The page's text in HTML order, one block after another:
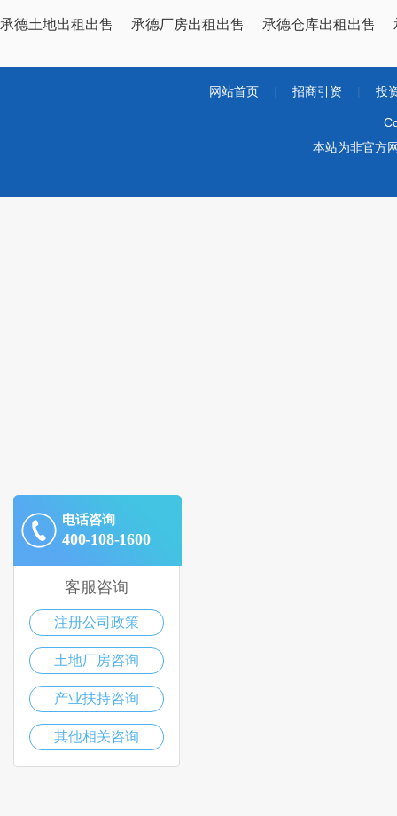
承德土地出租出售 承德厂房出租出售 承德仓库出租出售
网站首页 招商引资 投
本站为非官方
电话咨询
400-108-1600
客服咨询
注册公司政策
土地厂房咨询
产业扶持咨询
其他相关咨询